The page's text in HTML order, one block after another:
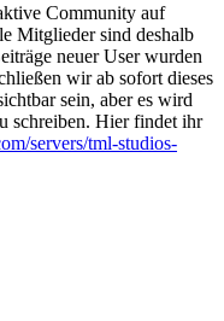
Community auf
Mitglieder sind deshalb
neuer User wurden
wir ab sofort dieses
sein, aber es wird
schreiben. Hier findet ihr
servers/tml-studios-